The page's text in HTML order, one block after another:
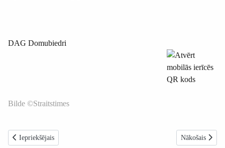
DAG Domubiedri
Bilde ©Straitstimes
Iepriekšējais raksts: Nūjošanas nodarbības 2017: Rīgā oktobrī
Iepriekšējais Nākamais
Nākošais